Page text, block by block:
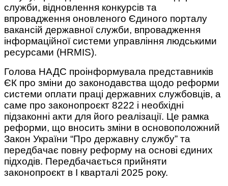
служби, відновлення конкурсів та
впровадження оновленого Єдиного порталу
вакансій державної служби, впровадження
інформаційної системи управління людськими
ресурсами (HRMIS).
Голова НАДС проінформувала представників
ЄК про зміни до законодавства щодо реформи
системи оплати праці державних службовців, а
саме про законопроєкт 8222 і необхідні
підзаконні акти для його реалізації. Це рамка
реформи, що вносить зміни в основоположний
Закон України “Про державну службу” та
передбачає повну реформу на основі єдиних
підходів. Передбачається прийняти
законопроєкт в І кварталі 2025 року.